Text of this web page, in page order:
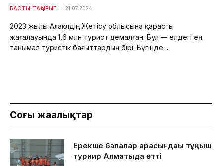
БАСТЫ ТАҚЫРЫП 21.07.2024
2023 жылы Алакөлдің Жетісу облысына қарасты
жағалауында 1,6 млн турист демалған. Бұл — елдегі ең
танымал туристік бағыттардың бірі. Бүгінде…
Соңғы жаңалықтар
Ерекше балалар арасындағы тұңғыш
турнир Алматыда өтті